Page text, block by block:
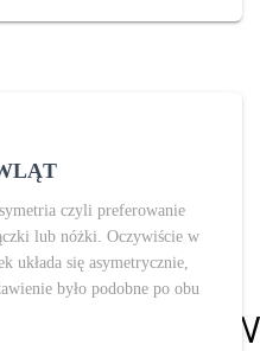
czyli preferowanie
lub nóżki. Oczywiście w
układa się asymetrycznie,
było podobne po obu